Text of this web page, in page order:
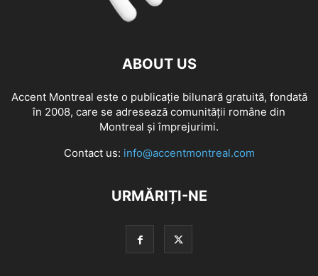
ABOUT US
Accent Montreal este o publicație bilunară gratuită, fondată
în 2008, care se adresează comunităţii române din
Montreal şi împrejurimi.
Contact us: info@accentmontreal.com
URMĂRIȚI-NE